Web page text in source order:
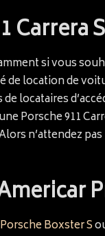
Carrera
si vous
location de
locataires
Porsche 911
n’attendez
Boxster S